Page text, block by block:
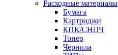
Расходные материалы
Бумага
Картриджи
КПК/СНПЧ
Тонер
Чернила